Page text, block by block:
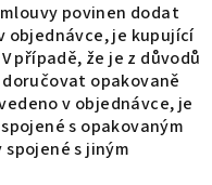
povinen dodat
objednávce, je kupující
případě, že je z důvodů
opakovaně
v objednávce, je
s opakovaným
s jiným